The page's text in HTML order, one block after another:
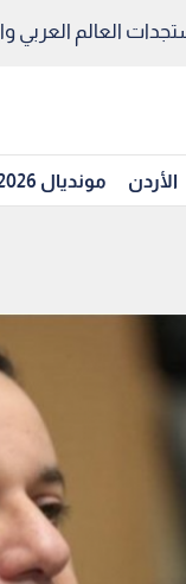
العالم العربي
الأردن مونديال 2026